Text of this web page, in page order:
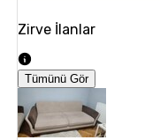
Zirve İlanlar
Tümünü Gör